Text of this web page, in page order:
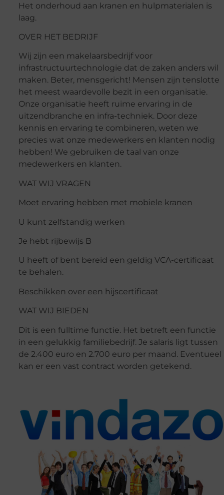
Het onderhoud aan kranen en hulpmaterialen is
laag.
OVER HET BEDRIJF
Wij zijn een makelaarsbedrijf voor
infrastructuurtechnologie dat de zaken anders wil
maken. Beter, mensgericht! Mensen zijn tenslotte
het meest waardevolle bezit in een organisatie.
Onze organisatie heeft ruime ervaring in de
uitzendbranche en infra-techniek. Door deze
kennis en ervaring te combineren, weten we
precies wat onze medewerkers en klanten nodig
hebben! We gebruiken de taal van onze
medewerkers en klanten.
WAT WIJ VRAGEN
Moet ervaring hebben met mobiele kranen
U kunt zelfstandig werken
Je hebt rijbewijs B
U heeft of bent bereid een geldig VCA-certificaat
te behalen.
Beschikken over een hijscertificaat
WAT WIJ BIEDEN
Dit is een fulltime functie. Het betreft een functie
in een gelukkig familiebedrijf. Je salaris ligt tussen
de 2.400 euro en 2.700 euro per maand. Eventueel
kan er een vast contract worden getekend.